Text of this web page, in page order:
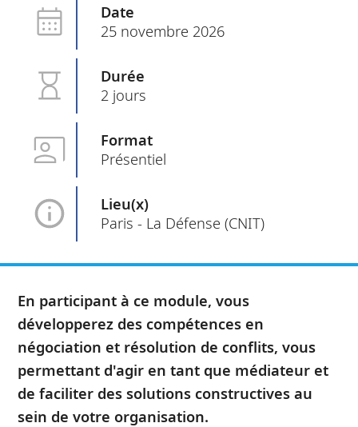
Date
25 novembre 2026
Durée
2 jours
Format
Présentiel
Lieu(x)
Paris - La Défense (CNIT)
En participant à ce module, vous
développerez des compétences en
négociation et résolution de conflits, vous
permettant d'agir en tant que médiateur et
de faciliter des solutions constructives au
sein de votre organisation.